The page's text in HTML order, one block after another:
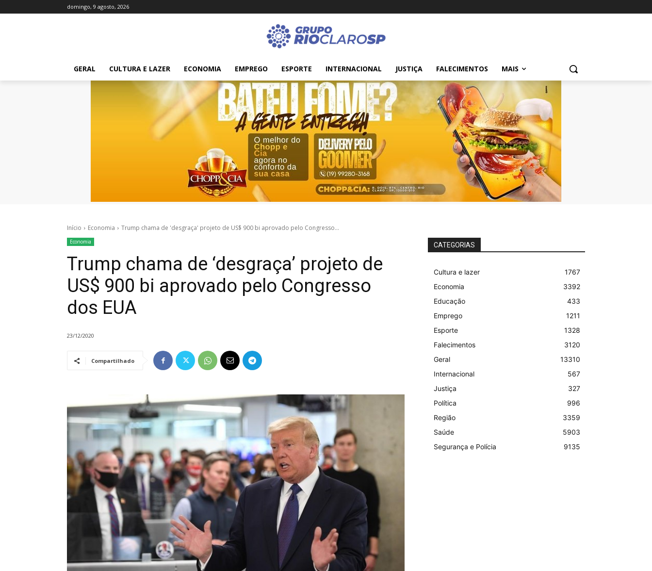
domingo, 9 agosto, 2026
GERAL CULTURA E LAZER ECONOMIA EMPREGO ESPORTE INTERNACIONAL JUSTIÇA FALECIMENTOS MAIS
Início Economia Trump chama de 'desgraça' projeto de US$ 900 bi aprovado pelo Congresso...
Economia
Trump chama de ‘desgraça’ projeto de
US$ 900 bi aprovado pelo Congresso
dos EUA
23/12/2020
Compartilhado
CATEGORIAS
Cultura e lazer
1767
Economia
3392
Educação
433
Emprego
1211
Esporte
1328
Falecimentos
3120
Geral
13310
Internacional
567
Justiça
327
Política
996
Região
3359
Saúde
5903
Segurança e Polícia
9135